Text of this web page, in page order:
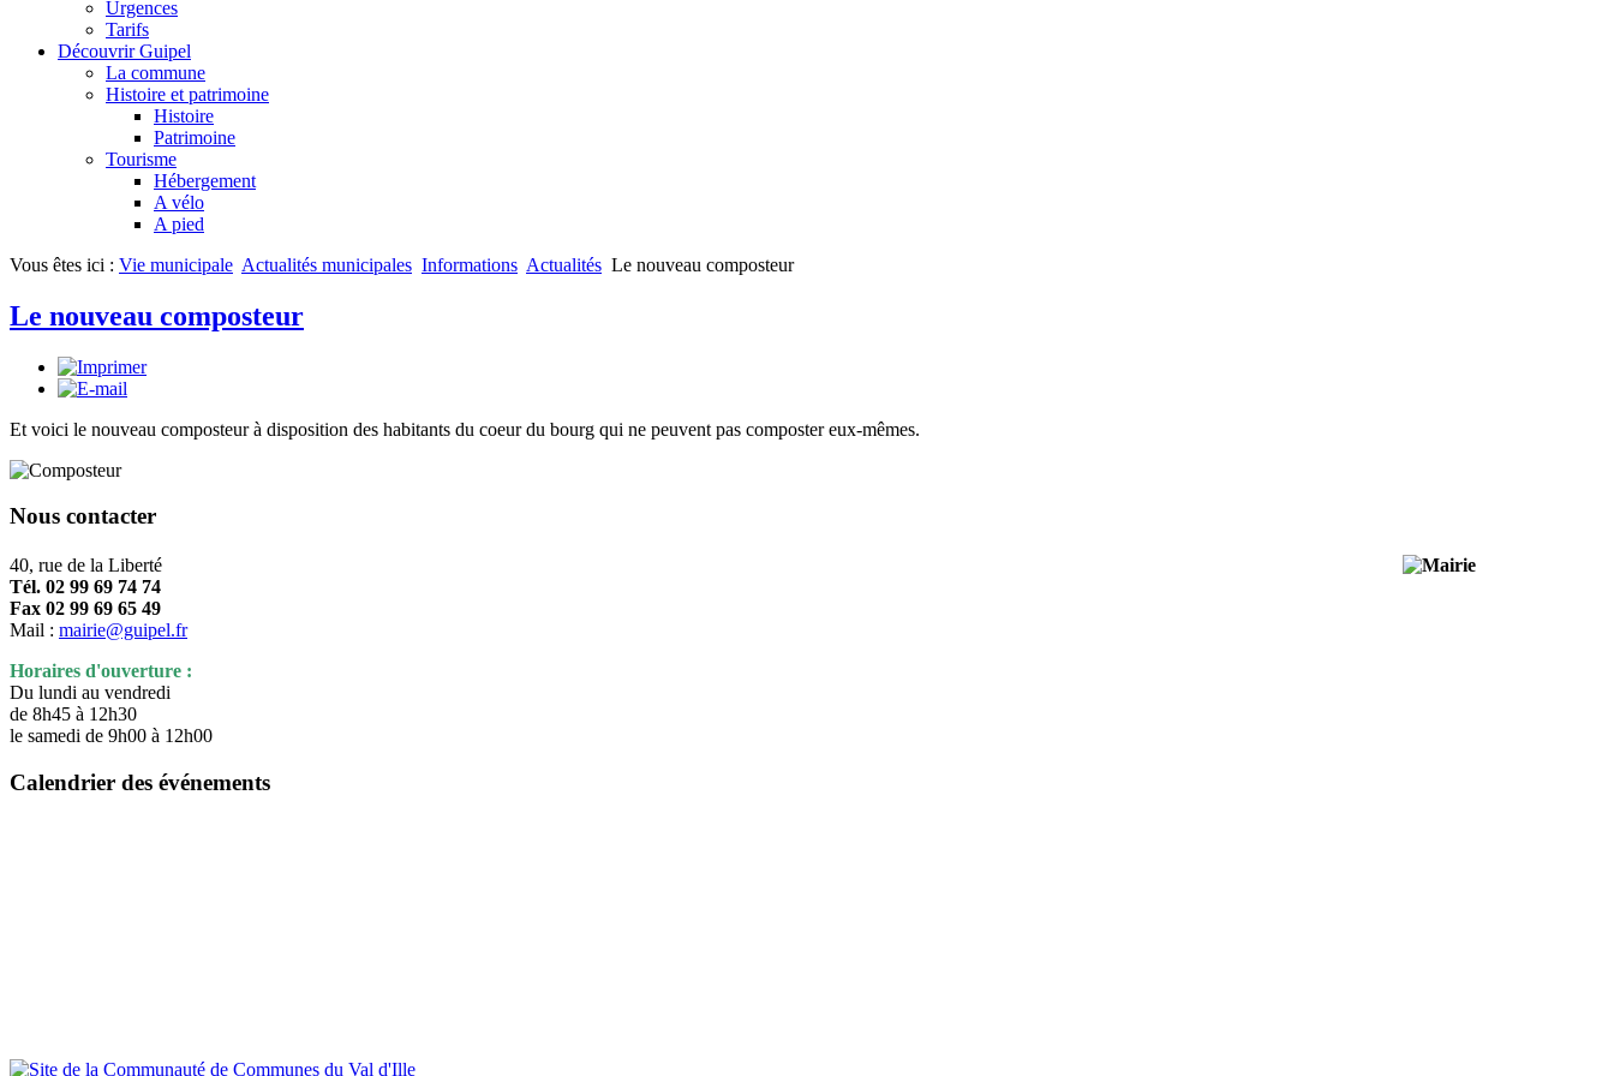
Urgences
Tarifs
Découvrir Guipel
La commune
Histoire et patrimoine
Histoire
Patrimoine
Tourisme
Hébergement
A vélo
A pied
Vous êtes ici : Vie municipale Actualités municipales Informations Actualités Le nouveau composteur
Le nouveau composteur
Et voici le nouveau composteur à disposition des habitants du coeur du bourg qui ne peuvent pas composter eux-mêmes.
Nous contacter
40, rue de la Liberté
Tél. 02 99 69 74 74
Fax 02 99 69 65 49
Mail : mairie@guipel.fr
Horaires d'ouverture :
Du lundi au vendredi
de 8h45 à 12h30
le samedi de 9h00 à 12h00
Calendrier des événements